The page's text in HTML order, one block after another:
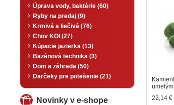
22,14 €
Úprava vody, baktérie (60)
Ryby na predaj (9)
Krmivá a liečivá (76)
Chov KOI (27)
Kúpacie jazierka (13)
Bazénová technika (3)
Dom a záhrada (50)
Darčeky pre potešenie (21)
Novinky v e-shope